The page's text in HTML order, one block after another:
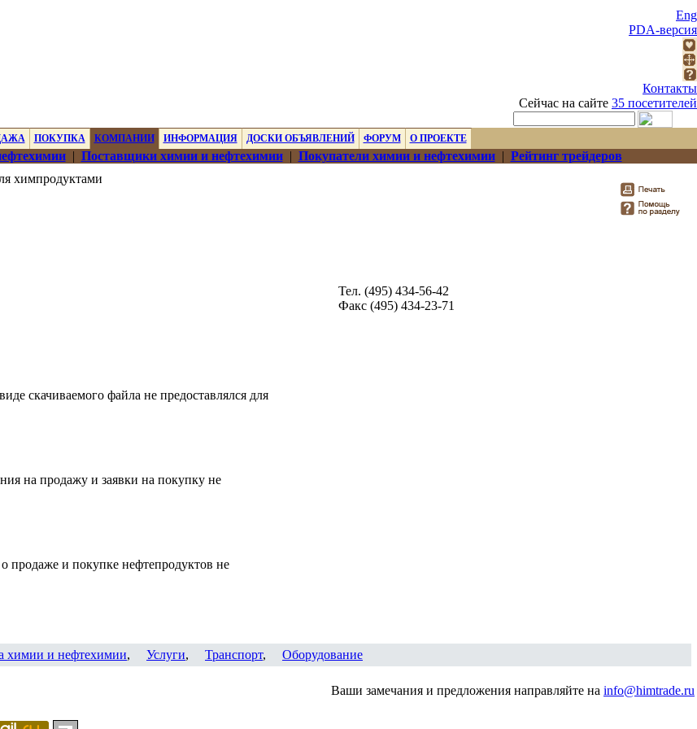
Eng
PDA-версия
Контакты
Сейчас на сайте 35 посетителей
ПОКУПКА КОМПАНИИ ИНФОРМАЦИЯ ДОСКИ ОБЪЯВЛЕНИЙ ФОРУМ О ПРОЕКТЕ
| Поставщики химии и нефтехимии| Покупатели химии и нефтехимии| Рейтинг трейдеров
химпродуктами
Тел. (495) 434-56-42
Факс (495) 434-23-71
скачиваемого файла не предоставлялся для
на продажу и заявки на покупку не
продаже и покупке нефтепродуктов не
химии и нефтехимии, Услуги, Транспорт, Оборудование
Ваши замечания и предложения направляйте на info@himtrade.ru